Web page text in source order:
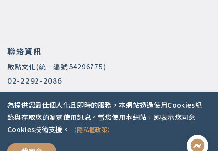
聯絡資訊
啟點文化(統一編號:54296775)
02-2292-2086
service@koob.com.tw
服務時間
週一至週五 10:00-18:00
國定假日公休
為提供您最佳個人化且即時的服務，本網站透過使用Cookies紀
錄與存取您的瀏覽使用訊息。當您使用本網站，即表示您同意
Cookies技術支援。
（隱私權政策）